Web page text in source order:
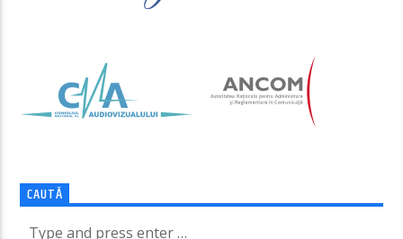
CAUTĂ